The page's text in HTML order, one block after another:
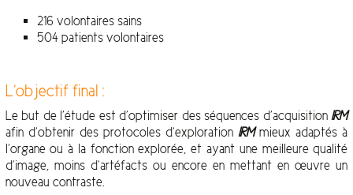
216 volontaires sains
504 patients volontaires
L’objectif final :
Le but de l’étude est d’optimiser des séquences d’acquisition IRM
afin d’obtenir des protocoles d’exploration IRMmieux adaptés à
l’organe ou à la fonction explorée, et ayant une meilleure qualité
d’image, moins d’artéfacts ou encore en mettant en œuvre un
nouveau contraste.